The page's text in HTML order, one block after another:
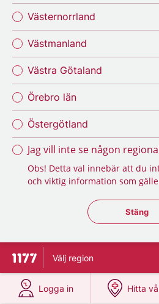
Västernorrland
Västmanland
Västra Götaland
Örebro län
Östergötland
Jag vill inte se någon
Obs! Detta val innebär att du
och viktig information som
Stäng
Stäng
Till startsidan för 1177
Välj region
Logga in
på 1177.se
Hitta
på